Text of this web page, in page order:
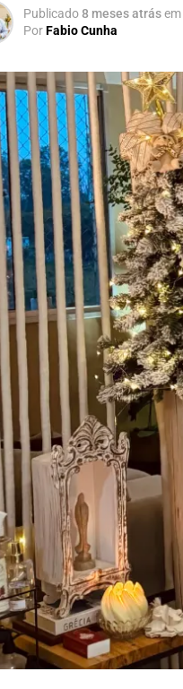
Publicado8 meses atrásem
PorFabio Cunha